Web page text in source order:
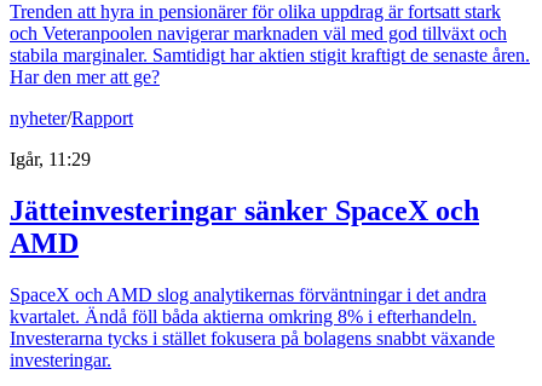
Trenden att hyra in pensionärer för olika uppdrag är fortsatt stark
och Veteranpoolen navigerar marknaden väl med god tillväxt och
stabila marginaler. Samtidigt har aktien stigit kraftigt de senaste åren.
Har den mer att ge?
nyheter/Rapport
Igår, 11:29
Jätteinvesteringar sänker SpaceX och
AMD
SpaceX och AMD slog analytikernas förväntningar i det andra
kvartalet. Ändå föll båda aktierna omkring 8% i efterhandeln.
Investerarna tycks i stället fokusera på bolagens snabbt växande
investeringar.